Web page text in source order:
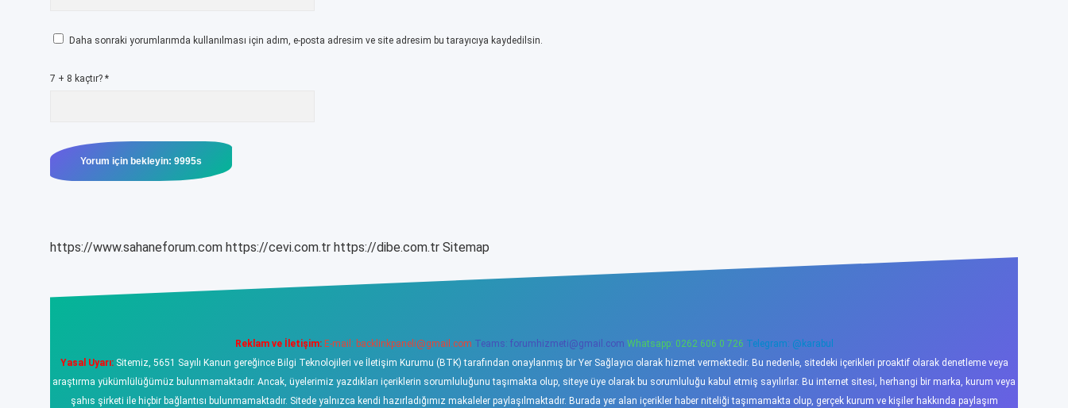
Daha sonraki yorumlarımda kullanılması için adım, e-posta adresim ve site adresim bu tarayıcıya kaydedilsin.
7 + 8 kaçtır? *
https://www.sahaneforum.com https://cevi.com.tr https://dibe.com.tr Sitemap
Reklam ve İletişim: E-mail: backlinkpaneli@gmail.com Teams: forumhizmeti@gmail.com Whatsapp: 0262 606 0 726 Telegram: @karabul
Yasal Uyarı:Sitemiz, 5651 Sayılı Kanun gereğince Bilgi Teknolojileri ve İletişim Kurumu (BTK) tarafından onaylanmış bir Yer Sağlayıcı olarak hizmet vermektedir. Bu nedenle, sitedeki içerikleri proaktif olarak denetleme veya
araştırma yükümlülüğümüz bulunmamaktadır. Ancak, üyelerimiz yazdıkları içeriklerin sorumluluğunu taşımakta olup, siteye üye olarak bu sorumluluğu kabul etmiş sayılırlar. Bu internet sitesi, herhangi bir marka, kurum veya
şahıs şirketi ile hiçbir bağlantısı bulunmamaktadır. Sitede yalnızca kendi hazırladığımız makaleler paylaşılmaktadır. Burada yer alan içerikler haber niteliği taşımamakta olup, gerçek kurum ve kişiler hakkında paylaşım